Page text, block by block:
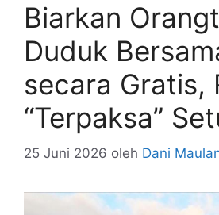
Biarkan
Duduk
secara Gratis,
“Terpaksa”
25 Juni 2026 oleh Dani